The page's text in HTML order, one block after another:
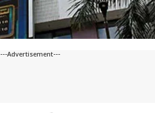
---Advertisement---